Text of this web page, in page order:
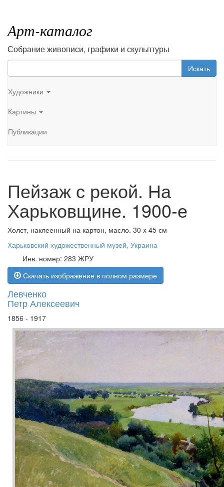
Арт-каталог
Собрание живописи, графики и скульптуры
Искать
Художники
Картины
Публикации
Пейзаж с рекой. На
Харьковщине. 1900-е
Холст, наклеенный на картон, масло. 30 x 45 см
Харьковский художественный музей, Украина
Инв. номер: 283 ЖРУ
Скачать изображение в полном размере
Левченко
Петр Алексеевич
1856 - 1917